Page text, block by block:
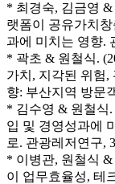
* 최경숙, 김금영
랫폼이 공유가치
과에 미치는 영향.
* 곽초 & 원철식.
가치, 지각된 위험,
향: 부산지역 방문
* 김수영 & 원철식
입 및 경영성과에
로. 관광레저연구,
* 이병관, 원철식 &
이 업무효율성, 테